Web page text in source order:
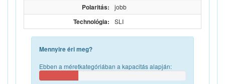
Polaritás: jobb
Technológia: SLI
Mennyire éri meg?
Ebben a méretkategóriában a kapacitás alapján: